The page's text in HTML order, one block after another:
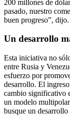
200 millones de
pasado, nuestro
buen progreso”, dijo.
Un desarrollo
Esta iniciativa no
entre Rusia y
esfuerzo por
desarrollo. El
cambio significativo
un modelo
busque un